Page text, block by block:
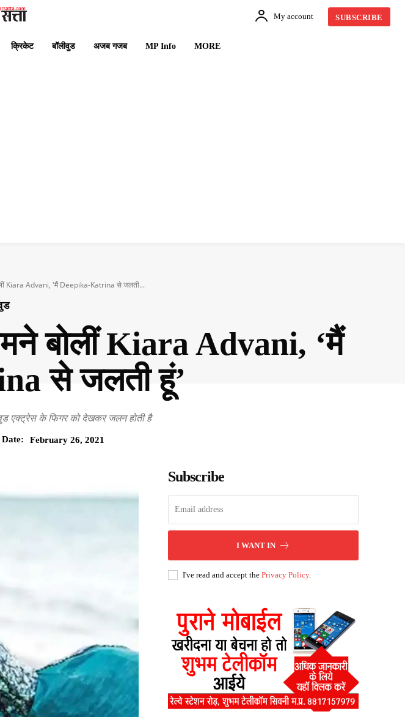
My account SUBSCRIBE
क्रिकेट बॉलीवुड अजब गजब MP Info MORE
Kiara Advani, 'मैं Deepika-Katrina से जलती...
बोलीं Kiara Advani, ‘मैं
से जलती हूं’
एक्ट्रेस के फिगर को देखकर जलन होती है
Date: February 26, 2021
Subscribe
I WANT IN
I've read and accept thePrivacy Policy.